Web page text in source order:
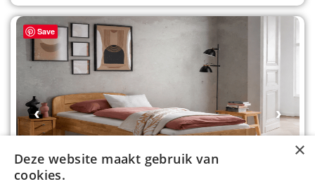
Save
‹ ›
×
Deze website maakt gebruik van
cookies.